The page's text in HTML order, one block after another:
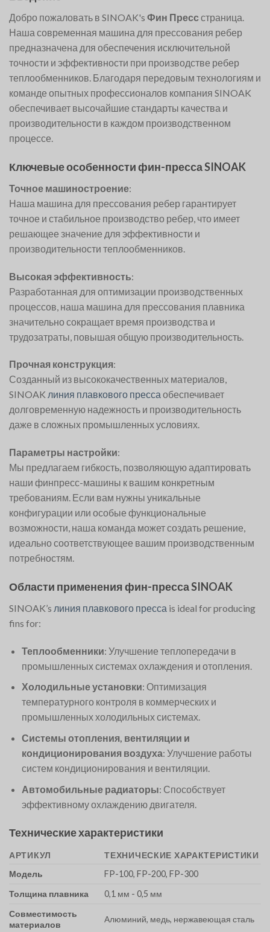
Добро пожаловать в SINOAK's Фин Прессстраница.
Наша современная машина для прессования ребер
предназначена для обеспечения исключительной
точности и эффективности при производстве ребер
теплообменников. Благодаря передовым технологиям и
команде опытных профессионалов компания SINOAK
обеспечивает высочайшие стандарты качества и
производительности в каждом производственном
процессе.
Ключевые особенности фин-пресса SINOAK
Точное машиностроение:
Наша машина для прессования ребер гарантирует
точное и стабильное производство ребер, что имеет
решающее значение для эффективности и
производительности теплообменников.
Высокая эффективность:
Разработанная для оптимизации производственных
процессов, наша машина для прессования плавника
значительно сокращает время производства и
трудозатраты, повышая общую производительность.
Прочная конструкция:
Созданный из высококачественных материалов,
SINOAK линия плавкового пресса обеспечивает
долговременную надежность и производительность
даже в сложных промышленных условиях.
Параметры настройки:
Мы предлагаем гибкость, позволяющую адаптировать
наши финпресс-машины к вашим конкретным
требованиям. Если вам нужны уникальные
конфигурации или особые функциональные
возможности, наша команда может создать решение,
идеально соответствующее вашим производственным
потребностям.
Области применения фин-пресса SINOAK
SINOAK’s линия плавкового пресса is ideal for producing
fins for:
Теплообменники: Улучшение теплопередачи в
промышленных системах охлаждения и отопления.
Холодильные установки: Оптимизация
температурного контроля в коммерческих и
промышленных холодильных системах.
Системы отопления, вентиляции и
кондиционирования воздуха: Улучшение работы
систем кондиционирования и вентиляции.
Автомобильные радиаторы: Способствует
эффективному охлаждению двигателя.
Технические характеристики
АРТИКУЛ
ТЕХНИЧЕСКИЕ ХАРАКТЕРИСТИКИ
Модель
FP-100, FP-200, FP-300
Толщина плавника
0,1 мм - 0,5 мм
Совместимость
материалов
Алюминий, медь, нержавеющая сталь